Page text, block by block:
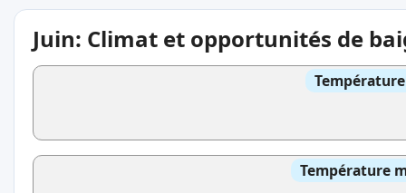
Juin: Climat et opportunités de
Température